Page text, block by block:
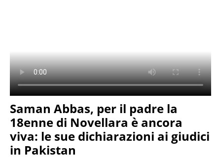
Saman Abbas, per il padre la
18enne di Novellara è ancora
viva: le sue dichiarazioni ai giudici
in Pakistan